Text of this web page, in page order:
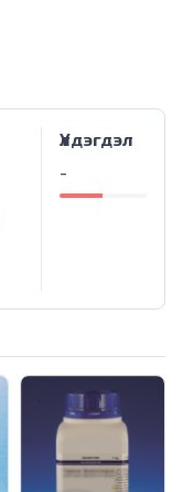
Үлдэгдэл
-